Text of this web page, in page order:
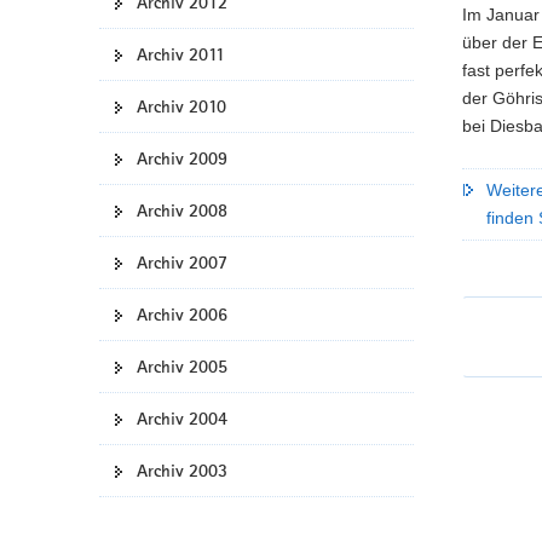
Archiv 2011
Archiv 2010
Archiv 2009
Archiv 2008
Archiv 2007
Archiv 2006
Archiv 2005
Archiv 2004
Archiv 2003
Im
über der
fast
der
bei
finden